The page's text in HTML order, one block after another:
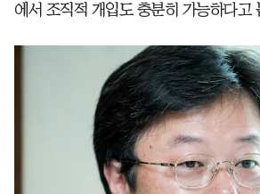
에서 조직적 개입도 충분히 가능하다고